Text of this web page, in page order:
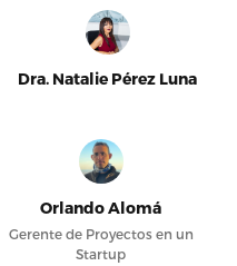
Dra. Natalie Pérez Luna
Orlando Alomá
Gerente de Proyectos en un
Startup